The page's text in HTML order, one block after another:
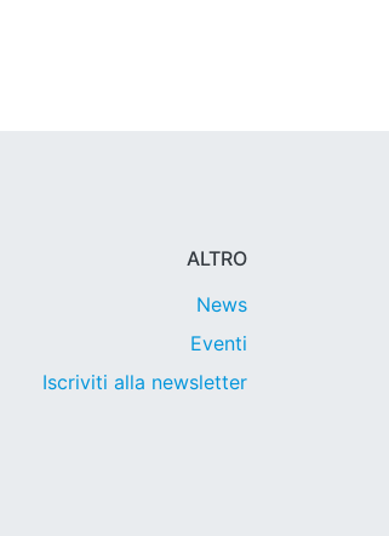
ALTRO
News
Eventi
Iscriviti alla newsletter